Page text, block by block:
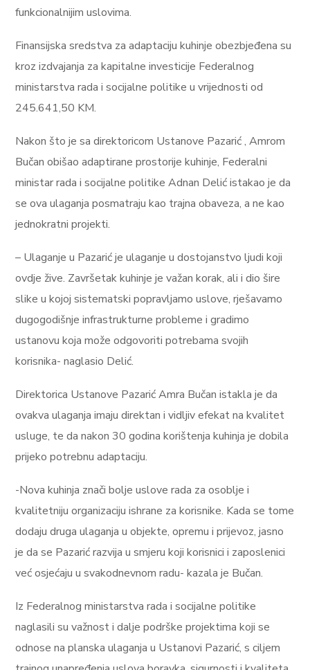
funkcionalnijim uslovima.
Finansijska sredstva za adaptaciju kuhinje obezbjeđena su
kroz izdvajanja za kapitalne investicije Federalnog
ministarstva rada i socijalne politike u vrijednosti od
245.641,50 KM.
Nakon što je sa direktoricom Ustanove Pazarić , Amrom
Bučan obišao adaptirane prostorije kuhinje, Federalni
ministar rada i socijalne politike Adnan Delić istakao je da
se ova ulaganja posmatraju kao trajna obaveza, a ne kao
jednokratni projekti.
– Ulaganje u Pazarić je ulaganje u dostojanstvo ljudi koji
ovdje žive. Završetak kuhinje je važan korak, ali i dio šire
slike u kojoj sistematski popravljamo uslove, rješavamo
dugogodišnje infrastrukturne probleme i gradimo
ustanovu koja može odgovoriti potrebama svojih
korisnika- naglasio Delić.
Direktorica Ustanove Pazarić Amra Bučan istakla je da
ovakva ulaganja imaju direktan i vidljiv efekat na kvalitet
usluge, te da nakon 30 godina korištenja kuhinja je dobila
prijeko potrebnu adaptaciju.
-Nova kuhinja znači bolje uslove rada za osoblje i
kvalitetniju organizaciju ishrane za korisnike. Kada se tome
dodaju druga ulaganja u objekte, opremu i prijevoz, jasno
je da se Pazarić razvija u smjeru koji korisnici i zaposlenici
već osjećaju u svakodnevnom radu- kazala je Bučan.
Iz Federalnog ministarstva rada i socijalne politike
naglasili su važnost i dalje podrške projektima koji se
odnose na planska ulaganja u Ustanovi Pazarić, s ciljem